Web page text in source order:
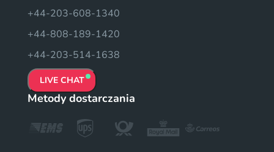
+44-203-608-1340
+44-808-189-1420
+44-203-514-1638
LIVE CHAT
Metody dostarczania